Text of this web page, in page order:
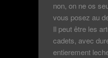
non, on ne os
vous posez au
Il peut être les
cadets, avec
entierement